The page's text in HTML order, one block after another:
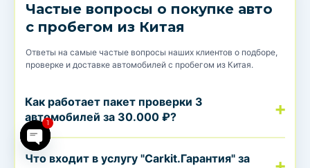
Частые вопросы о покупке авто
с пробегом из Китая
Ответы на самые частые вопросы наших клиентов о подборе,
проверке и доставке автомобилей с пробегом из Китая.
Как работает пакет проверки 3
автомобилей за 30.000 ₽?
Что входит в услугу "Carkit.Гарантия" за
1